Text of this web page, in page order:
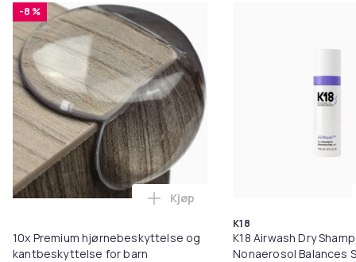
-8 %
10x Premium hjørnebeskyttelse og
kantbeskyttelse for barn
Legg 10x Premium
Kjøp
K18
K18 Airwash Dry
Nonaerosol Balances